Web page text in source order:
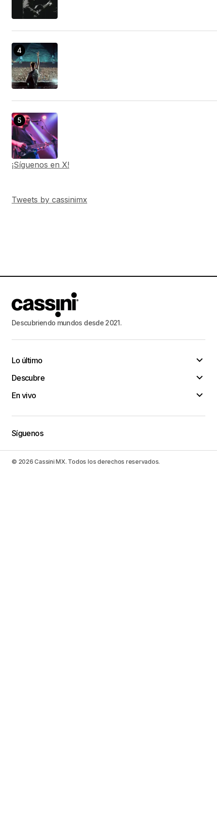
¡Síguenos en X!
Tweets by cassinimx
Descubriendo mundos desde 2021.
Lo último
Descubre
En vivo
Síguenos
© 2026 Cassini MX. Todos los derechos reservados.